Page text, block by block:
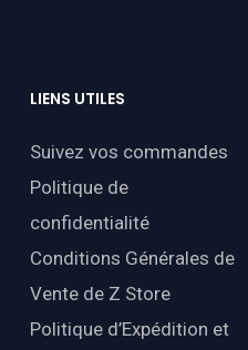
LIENS UTILES
Suivez vos commandes
Politique de
confidentialité
Conditions Générales de
Vente de Z Store
Politique d’Expédition et